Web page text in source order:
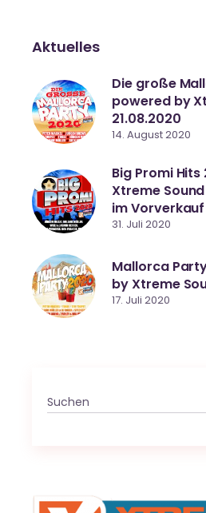
Aktuelles
Die große
powered by
21.08.2020
14. August 2020
Big Promi
Xtreme
im Vorverkauf
31. Juli 2020
Mallorca
by Xtreme
17. Juli 2020
Search
for: